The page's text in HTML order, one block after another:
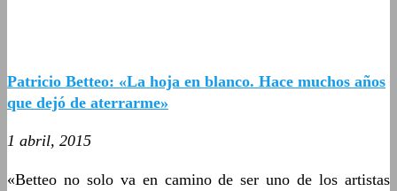
Patricio Betteo: «La hoja en blanco. Hace muchos años
que dejó de aterrarme»
1 abril, 2015
«Betteo no solo va en camino de ser uno de los artistas